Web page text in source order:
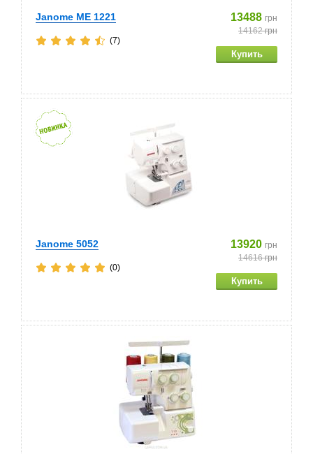
Janome ME 1221 13488 грн
14162грн
(7)
Janome 5052 13920 грн
14616грн
(0)